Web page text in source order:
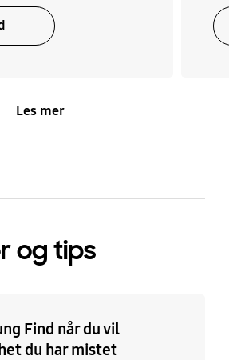
Les mer
og tips
Find når du vil
du har mistet